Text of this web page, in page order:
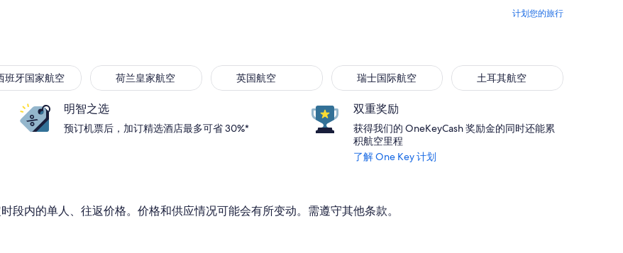
计划您的旅行
班牙国家航空 荷兰皇家航空 英国航空 瑞士国际航空 土耳其航空
明智之选
预订机票后，加订精选酒店最多可省 30%*
双重奖励
获得我们的 OneKeyCash 奖励金的同时还能累
积航空里程
了解 One Key 计划
段内的单人、往返价格。价格和供应情况可能会有所变动。需遵守其他条款。